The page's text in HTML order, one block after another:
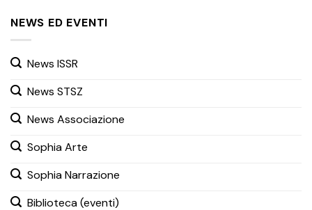
NEWS ED EVENTI
News ISSR
News STSZ
News Associazione
Sophia Arte
Sophia Narrazione
Biblioteca (eventi)